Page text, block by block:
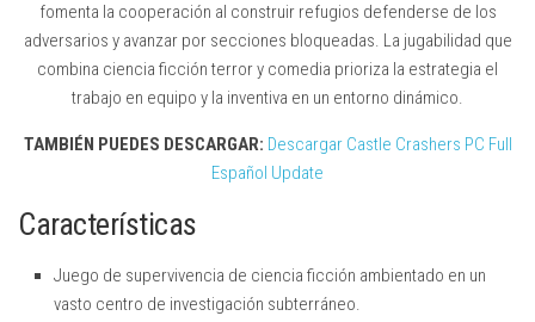
fomenta la cooperación al construir refugios defenderse de los
adversarios y avanzar por secciones bloqueadas. La jugabilidad que
combina ciencia ficción terror y comedia prioriza la estrategia el
trabajo en equipo y la inventiva en un entorno dinámico.
TAMBIÉN PUEDES DESCARGAR: Descargar Castle Crashers PC Full
Español Update
Características
Juego de supervivencia de ciencia ficción ambientado en un
vasto centro de investigación subterráneo.